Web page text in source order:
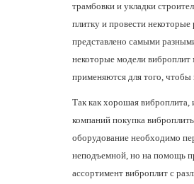
трамбовки и укладки
плитку и провести
представлено самыми
некоторые модели
применяются для того, чтобы
Так как хорошая виброплита,
компаний покупка
оборудование необходимо
неподъемной, но на помощь
ассортимент виброплит с